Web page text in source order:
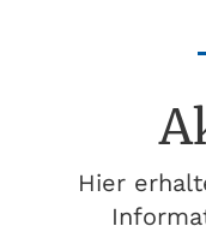
Hier